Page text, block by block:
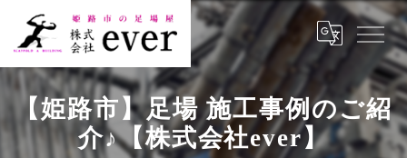
【姫路市】足場 施工事例のご紹
介♪【株式会社ever】